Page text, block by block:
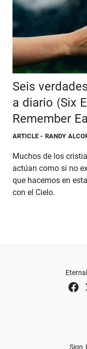
Seis
a diario (Six
Remember
ARTICLE - RANDY
Muchos de los
actúan como si no
que hacemos en
con el Cielo.
Sign